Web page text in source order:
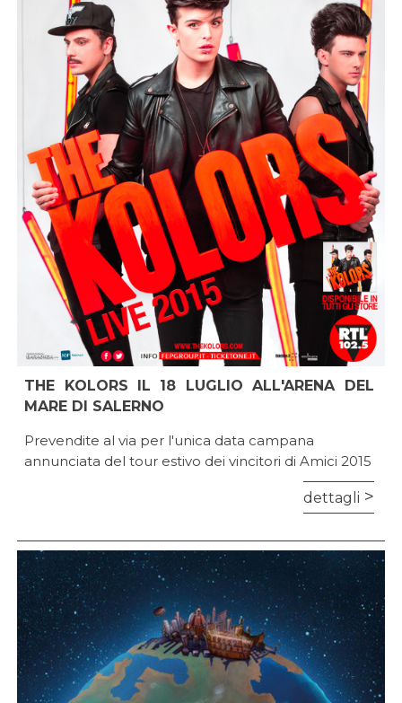
THE KOLORS IL 18 LUGLIO ALL'ARENA DEL
MARE DI SALERNO
Prevendite al via per l'unica data campana
annunciata del tour estivo dei vincitori di Amici 2015
dettagli